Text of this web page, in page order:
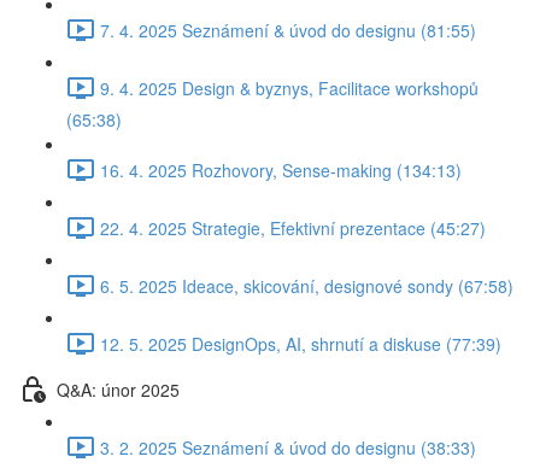
7. 4. 2025 Seznámení & úvod do designu (81:55)
9. 4. 2025 Design & byznys, Facilitace workshopů
(65:38)
16. 4. 2025 Rozhovory, Sense-making (134:13)
22. 4. 2025 Strategie, Efektivní prezentace (45:27)
6. 5. 2025 Ideace, skicování, designové sondy (67:58)
12. 5. 2025 DesignOps, AI, shrnutí a diskuse (77:39)
Q&A: únor 2025
3. 2. 2025 Seznámení & úvod do designu (38:33)